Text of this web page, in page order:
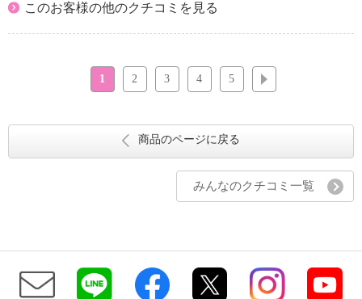
このお客様の他のクチコミを見る
1 2 3 4 5
商品のページに戻る
みんなのクチコミ一覧